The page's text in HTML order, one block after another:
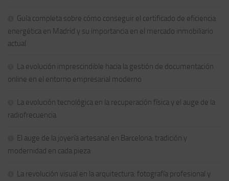
Guía completa sobre cómo conseguir el certificado de eficiencia
energética en Madrid y su importancia en el mercado inmobiliario
actual
La evolución imprescindible hacia la gestión de documentación
online en el entorno empresarial moderno
La evolución tecnológica en la recuperación física y el auge de la
radiofrecuencia
El auge de la joyería artesanal en Barcelona: tradición y
modernidad en cada pieza
La revolución visual en la arquitectura: fotografía profesional y